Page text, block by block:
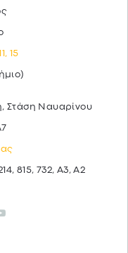
15
Στάση Ναυαρίνου
815, 732, Α3, Α2